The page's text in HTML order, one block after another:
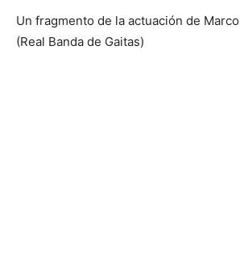
Un fragmento de la actuación de
(Real Banda de Gaitas)